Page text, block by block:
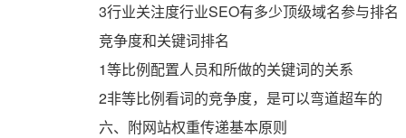
3行业关注度行业SEO有多少顶级域名参与排名
竞争度和关键词排名
1等比例配置人员和所做的关键词的关系
2非等比例看词的竞争度，是可以弯道超车的
六、附网站权重传递基本原则